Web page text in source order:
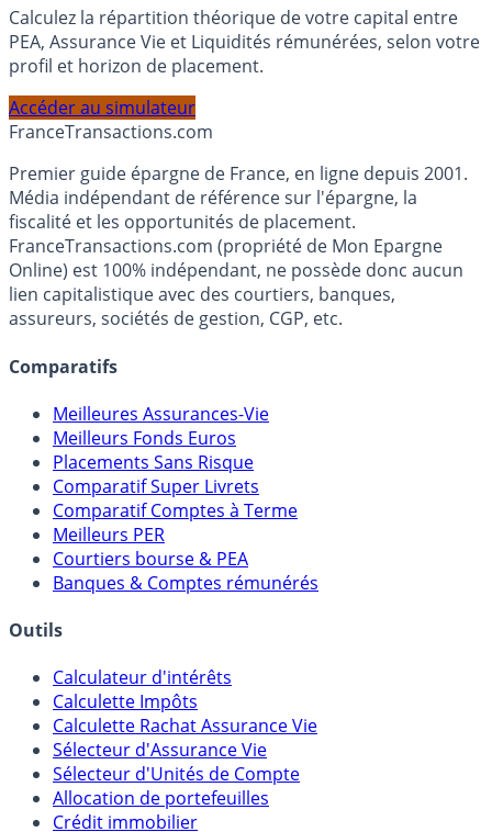
Simulateur d'Allocation
Calculez la répartition théorique de votre capital entre
profil et horizon de placement.
FranceTransactions.com
Premier guide épargne de France, en ligne depuis 2001.
Média indépendant de référence sur l'épargne, la
fiscalité et les opportunités de placement.
FranceTransactions.com (propriété de Mon Epargne
Online) est 100% indépendant, ne possède donc aucun
assureurs, sociétés de gestion, CGP, etc.
Comparatifs
Meilleures Assurances-Vie
Meilleurs Fonds Euros
Placements Sans Risque
Comparatif Super Livrets
Comparatif Comptes à Terme
Meilleurs PER
Banques & Comptes rémunérés
Outils
Calculateur d'intérêts
Calculette Impôts
Calculette Rachat Assurance Vie
Sélecteur d'Assurance Vie
Sélecteur d'Unités de Compte